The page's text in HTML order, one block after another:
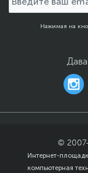
Обычные
привычно.
Трансформеры2-
для презентаций
Железо
Процессор
разницы, главное
Память нужна для
секунды,
Нажимая на
©
Интернет-
компьютерная